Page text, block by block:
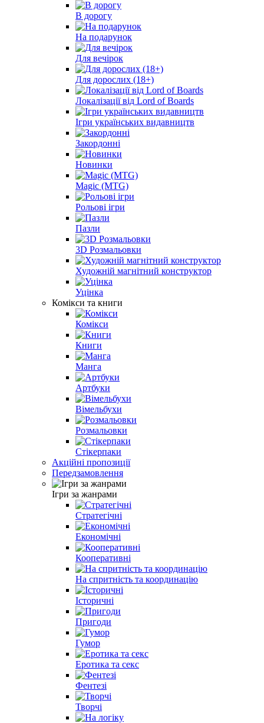
В дорогу
На подарунок
Для вечірок
Для дорослих (18+)
Локалізації від Lord of Boards
Ігри українських видавництв
Закордонні
Новинки
Magic (MTG)
Рольові ігри
Пазли
3D Розмальовки
Художній магнітний конструктор
Уцінка
Комікси та книги
Комікси
Книги
Манга
Артбуки
Вімельбухи
Розмальовки
Стікерпаки
Акційні пропозиції
Передзамовлення
Ігри за жанрами
Стратегічні
Економічні
Кооперативні
На спритність та координацію
Історичні
Пригоди
Гумор
Еротика та секс
Фентезі
Творчі